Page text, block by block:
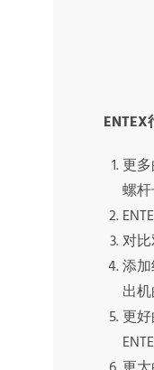
更
螺
对
添
出
更